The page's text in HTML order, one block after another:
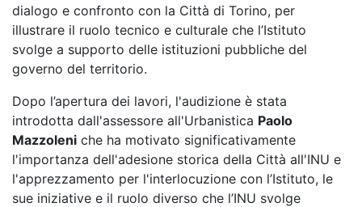
dialogo e confronto con la Città di Torino, per
illustrare il ruolo tecnico e culturale che l’Istituto
svolge a supporto delle istituzioni pubbliche del
governo del territorio.
Dopo l’apertura dei lavori, l'audizione è stata
introdotta dall'assessore all'Urbanistica Paolo
Mazzoleni che ha motivato significativamente
l'importanza dell'adesione storica della Città all'INU e
l'apprezzamento per l'interlocuzione con l’Istituto, le
sue iniziative e il ruolo diverso che l’INU svolge